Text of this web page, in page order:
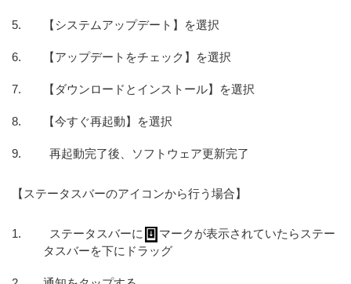
【システムアップデート】を選択
【アップデートをチェック】を選択
【ダウンロードとインストール】を選択
【今すぐ再起動】を選択
再起動完了後、ソフトウェア更新完了
【ステータスバーのアイコンから行う場合】
ステータスバーに
マークが表示されていたらステー
タスバーを下にドラッグ